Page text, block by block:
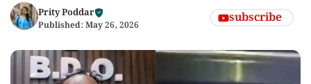
Prity Poddar
Published: May 26, 2026 subscribe